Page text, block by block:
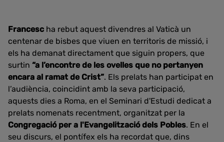
Francesc ha rebut aquest divendres al Vaticà un
centenar de bisbes que viuen en territoris de missió, i
els ha demanat directament que siguin propers, que
surtin “a l’encontre de les ovelles que no pertanyen
encara al ramat de Crist”. Els prelats han participat en
l’audiència, coincidint amb la seva participació,
aquests dies a Roma, en el Seminari d'Estudi dedicat a
prelats nomenats recentment, organitzat per la
Congregació per a l'Evangelització dels Pobles. En el
seu discurs, el pontífex els ha recordat que, dins